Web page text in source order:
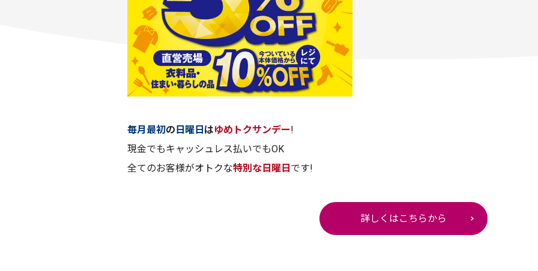
毎月最初の 日曜日 はゆめトクサンデー!
現金でもキャッシュレス払いでもOK
全てのお客様がオトクな特別な日曜日 です!
詳しくはこちらから